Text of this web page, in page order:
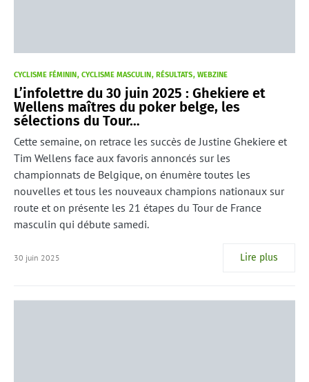
CYCLISME FÉMININ CYCLISME MASCULIN RÉSULTATS WEBZINE
L’infolettre du 30 juin 2025 : Ghekiere et
Wellens maîtres du poker belge, les
sélections du Tour…
Cette semaine, on retrace les succès de Justine Ghekiere et
Tim Wellens face aux favoris annoncés sur les
championnats de Belgique, on énumère toutes les
nouvelles et tous les nouveaux champions nationaux sur
route et on présente les 21 étapes du Tour de France
masculin qui débute samedi.
30 juin 2025 Lire plus